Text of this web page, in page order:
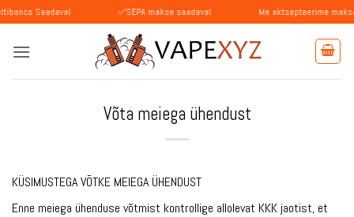
Skip
to
content
✅SEPA makse saadaval Me aktsepteerime makseid
Võta meiega ühendust
KÜSIMUSTEGA VÕTKE MEIEGA ÜHENDUST
Enne meiega ühenduse võtmist kontrollige allolevat KKK jaotist, et